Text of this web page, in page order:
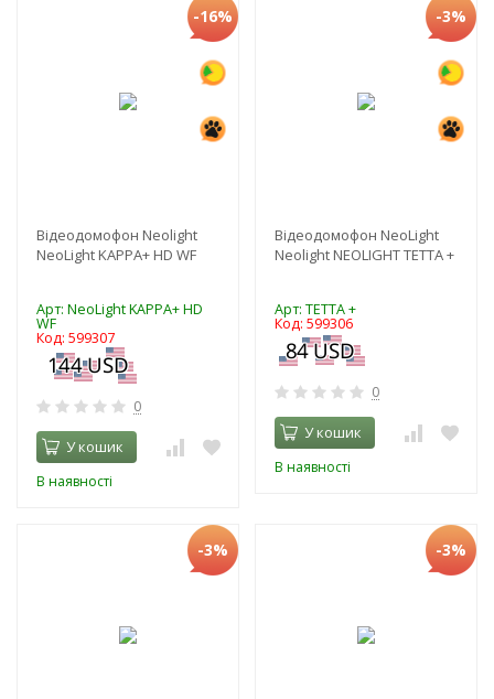
-16%
Відеодомофон Neolight
NeoLight KAPPA+ HD WF
Арт: NeoLight KAPPA+ HD
WF
Код: 599307
0
У кошик
В наявності
-3%
Відеодомофон NeoLight
Neolight NEOLIGHT TETTA +
Арт: TETTA +
Код: 599306
0
У кошик
В наявності
-3% -3%